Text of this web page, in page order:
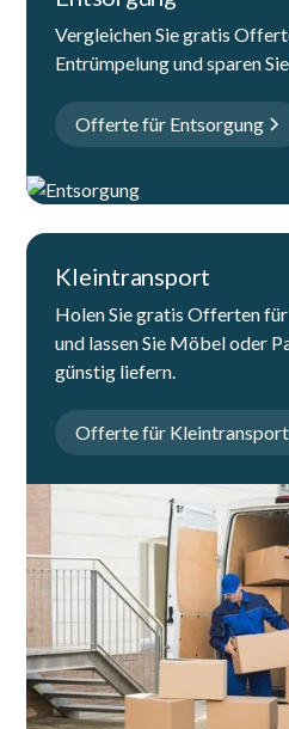
Vergleichen Sie gratis
Entrümpelung und sparen
Offerte für Entsorgung
Kleintransport
Holen Sie gratis Offerten
und lassen Sie Möbel oder
günstig liefern.
Offerte für Kleintransport